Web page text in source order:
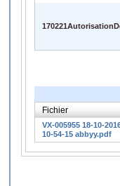
Fichier
VX-005955 18-10-
10-54-15 abbyy.pdf